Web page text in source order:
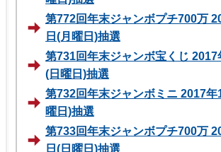
第772回年末ジャンボプチ700万
日(月曜日)抽選
第731回年末ジャンボ宝くじ 2017
(日曜日)抽選
第732回年末ジャンボミニ 2017年
曜日)抽選
第733回年末ジャンボプチ700万
日(日曜日)抽選